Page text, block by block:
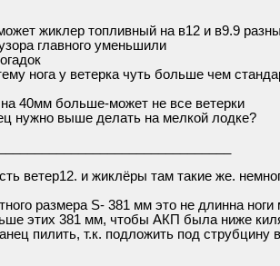
жиклер топливный на в12 и в9.9
главного уменьшили
нога у ветерка чуть больше чем
на 40мм больше-может не все ветерки
нужно выше делать на мелкой лодке?
ветер12. и жиклёры там такие же.
размера S- 381 мм это не длинна
этих 381 мм, чтобы АКП была ниже
пилить, т.к. подложить под струбцину